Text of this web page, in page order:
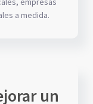
a medida.
un